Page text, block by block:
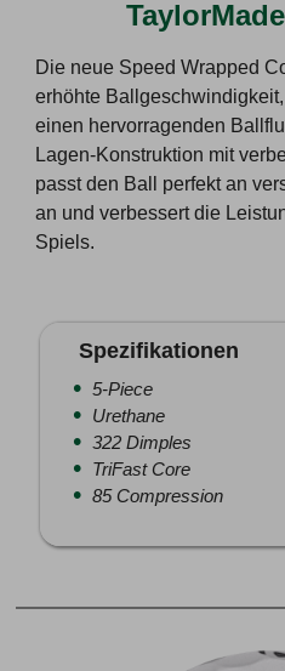
Die neue Speed Wrapped
erhöhte
einen hervorragenden
Lagen-Konstruktion mit
passt den Ball perfekt an
an und verbessert die
Spiels.
Spezifikationen
5-Piece
Urethane
322 Dimples
TriFast Core
85 Compression